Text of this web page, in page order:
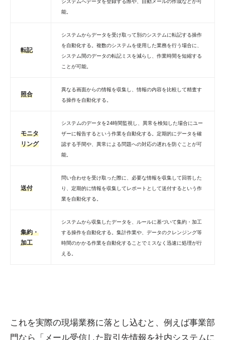
能。
転記
システムからデータを受け取って別のシステムに転記する操作
を自動化する。複数のシステムを使用した業務を行う場合に、
システム間のデータの転記ミスを減らし、作業時間を短縮する
ことが可能。
照合
異なる画面からの情報を収集し、情報の内容を比較して精査す
る操作を自動化する。
モニタ
リング
システムのデータを24時間監視し、異常を検知した場合にユー
ザーに報告するという作業を自動化する。定期的にデータを確
認する手間や、異常による問題への対応の遅れを防ぐことが可
能。
送付
問い合わせを受け取った際に、必要な情報を収集して回答した
り、定期的に情報を収集してレポートとして送付するという作
業を自動化する。
集約・
加工
システムから収集したデータを、ルールに基づいて集約・加工
する操作を自動化する。集計作業や、データのクレンジング等
時間のかかる作業を自動化することでミスなく迅速に処理が行
える。
これを実際の現場業務に落とし込むと、例えば事業部
門なら「メール受信した取引先情報を社内システムに